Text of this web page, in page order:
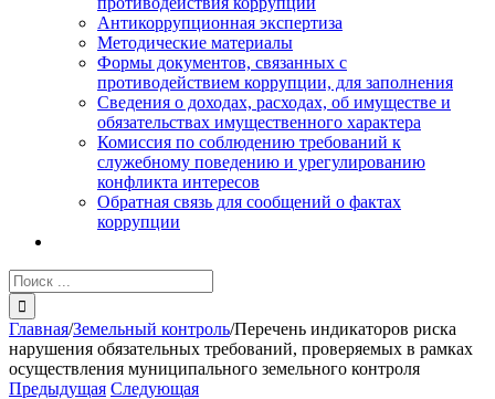
Антикоррупционная экспертиза
Методические материалы
Формы документов, связанных с
противодействием коррупции, для заполнения
Сведения о доходах, расходах, об имуществе и
обязательствах имущественного характера
Комиссия по соблюдению требований к
служебному поведению и урегулированию
конфликта интересов
Обратная связь для сообщений о фактах
коррупции
Результат
поиска:
Главная/Земельный контроль/Перечень индикаторов риска
нарушения обязательных требований, проверяемых в рамках
осуществления муниципального земельного контроля
Предыдущая Следующая